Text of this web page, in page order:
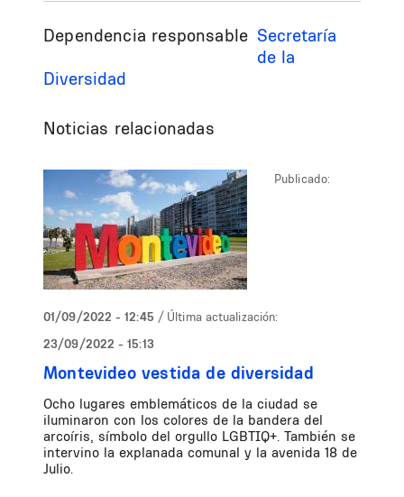
Dependencia responsable Secretaría
de la
Diversidad
Noticias relacionadas
Publicado:
01/09/2022 - 12:45 / Última actualización:
23/09/2022 - 15:13
Montevideo vestida de diversidad
Ocho lugares emblemáticos de la ciudad se
iluminaron con los colores de la bandera del
arcoíris, símbolo del orgullo LGBTIQ+. También se
intervino la explanada comunal y la avenida 18 de
Julio.